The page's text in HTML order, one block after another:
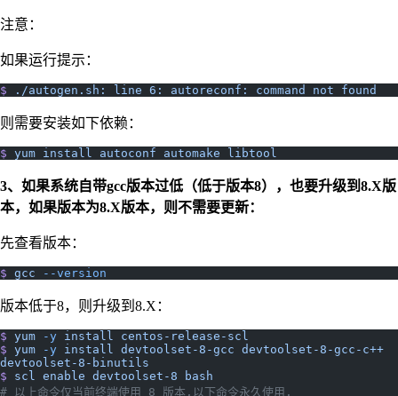
注意：
如果运行提示：
$ ./autogen.sh: line 6: autoreconf: command not found
则需要安装如下依赖：
$ yum install autoconf automake libtool
3、如果系统自带gcc版本过低（低于版本8），也要升级到8.X版
本，如果版本为8.X版本，则不需要更新：
先查看版本：
$ gcc --version
版本低于8，则升级到8.X：
$ yum -y install centos-release-scl
$ yum -y install devtoolset-8-gcc devtoolset-8-gcc-c++
devtoolset-8-binutils
$ scl enable devtoolset-8 bash
# 以上命令仅当前终端使用 8 版本,以下命令永久使用.